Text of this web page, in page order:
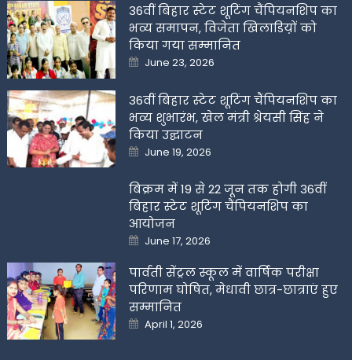
36वीं बिहार स्टेट शूटिंग चैंपियनशिप का
भव्य समापन, विजेता खिलाडिय़ों को
किया गया सम्मानित
Posted
on
June 23, 2026
36वीं बिहार स्टेट शूटिंग चैंपियनशिप का
भव्य शुभारंभ, खेल मंत्री श्रेयसी सिंह ने
किया उद्घाटन
Posted
on
June 19, 2026
बिक्रम में 19 से 22 जून तक होगी 36वीं
बिहार स्टेट शूटिंग चैंपियनशिप का
आयोजन
Posted
on
June 17, 2026
पार्वती सेंट्रल स्कूल में वार्षिक परीक्षा
परिणाम घोषित, मेधावी छात्र-छात्राएं हुए
सम्मानित
Posted
on
April 1, 2026